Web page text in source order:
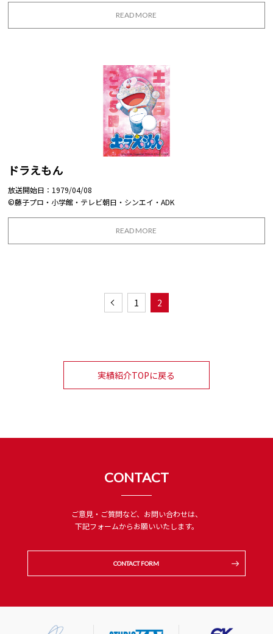
READ MORE
ドラえもん
放送開始日：1979/04/08
©藤子プロ・小学館・テレビ朝日・シンエイ・ADK
READ MORE
1 2
実績紹介TOPに戻る
CONTACT
ご意見・ご質問など、お問い合わせは、
下記フォームからお願いいたします。
CONTACT FORM